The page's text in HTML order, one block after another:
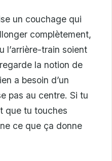
un couchage qui
complètement,
l’arrière-train soient
la notion de
a besoin d’un
pas au centre. Si tu
que tu touches
ce que ça donne